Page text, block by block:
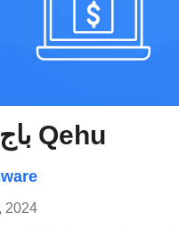
باج افزار Qehu
2024